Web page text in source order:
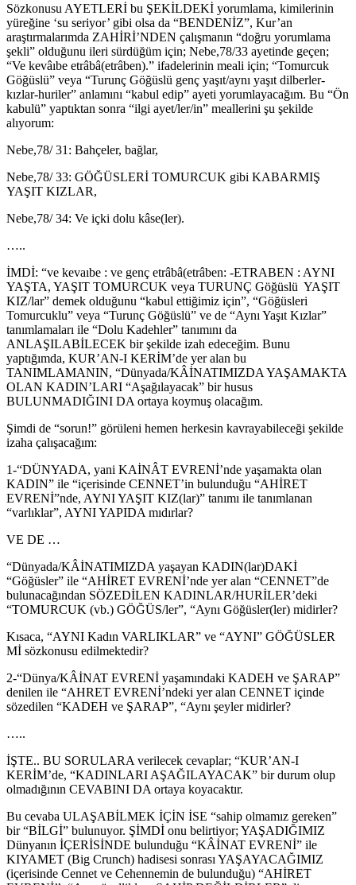
Sözkonusu AYETLERİ bu ŞEKİLDEKİ yorumlama, kimilerinin
yüreğine ‘su seriyor’ gibi olsa da “BENDENİZ”, Kur’an
araştırmalarımda ZAHİRİ’NDEN çalışmanın “doğru yorumlama
şekli” olduğunu ileri sürdüğüm için; Nebe,78/33 ayetinde geçen;
“Ve kevâıbe etrâbâ(etrâben).” ifadelerinin meali için; “Tomurcuk
Göğüslü” veya “Turunç Göğüslü genç yaşıt/aynı yaşıt dilberler-
kızlar-huriler” anlamını “kabul edip” ayeti yorumlayacağım. Bu “Ön
kabulü” yaptıktan sonra “ilgi ayet/ler/in” meallerini şu şekilde
alıyorum:
Nebe,78/ 31: Bahçeler, bağlar,
Nebe,78/ 33: GÖĞÜSLERİ TOMURCUK gibi KABARMIŞ
YAŞIT KIZLAR,
Nebe,78/ 34: Ve içki dolu kâse(ler).
…..
İMDİ: “ve kevaıbe : ve genç etrâbâ(etrâben: -ETRABEN : AYNI
YAŞTA, YAŞIT TOMURCUK veya TURUNÇ Göğüslü YAŞIT
KIZ/lar” demek olduğunu “kabul ettiğimiz için”, “Göğüsleri
Tomurcuklu” veya “Turunç Göğüslü” ve de “Aynı Yaşıt Kızlar”
tanımlamaları ile “Dolu Kadehler” tanımını da
ANLAŞILABİLECEK bir şekilde izah edeceğim. Bunu
yaptığımda, KUR’AN-I KERİM’de yer alan bu
TANIMLAMANIN, “Dünyada/KÂİNATIMIZDA YAŞAMAKTA
OLAN KADIN’LARI “Aşağılayacak” bir husus
BULUNMADIĞINI DA ortaya koymuş olacağım.
Şimdi de “sorun!” görüleni hemen herkesin kavrayabileceği şekilde
izaha çalışacağım:
1-“DÜNYADA, yani KAİNÂT EVRENİ’nde yaşamakta olan
KADIN” ile “içerisinde CENNET’in bulunduğu “AHİRET
EVRENİ”nde, AYNI YAŞIT KIZ(lar)” tanımı ile tanımlanan
“varlıklar”, AYNI YAPIDA mıdırlar?
VE DE …
“Dünyada/KÂİNATIMIZDA yaşayan KADIN(lar)DAKİ
“Göğüsler” ile “AHİRET EVRENİ’nde yer alan “CENNET”de
bulunacağından SÖZEDİLEN KADINLAR/HURİLER’deki
“TOMURCUK (vb.) GÖĞÜS/ler”, “Aynı Göğüsler(ler) midirler?
Kısaca, “AYNI Kadın VARLIKLAR” ve “AYNI” GÖĞÜSLER
Mİ sözkonusu edilmektedir?
2-“Dünya/KÂİNAT EVRENİ yaşamındaki KADEH ve ŞARAP”
denilen ile “AHRET EVRENİ’ndeki yer alan CENNET içinde
sözedilen “KADEH ve ŞARAP”, “Aynı şeyler midirler?
…..
İŞTE.. BU SORULARA verilecek cevaplar; “KUR’AN-I
KERİM’de, “KADINLARI AŞAĞILAYACAK” bir durum olup
olmadığının CEVABINI DA ortaya koyacaktır.
Bu cevaba ULAŞABİLMEK İÇİN İSE “sahip olmamız gereken”
bir “BİLGİ” bulunuyor. ŞİMDİ onu belirtiyor; YAŞADIĞIMIZ
Dünyanın İÇERİSİNDE bulunduğu “KÂİNAT EVRENİ” ile
KIYAMET (Big Crunch) hadisesi sonrası YAŞAYACAĞIMIZ
(içerisinde Cennet ve Cehennemin de bulunduğu) “AHİRET